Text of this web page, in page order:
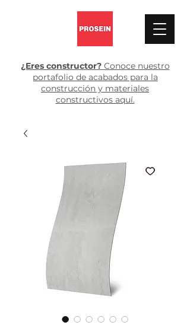
¿Eres constructor? Conoce nuestro
portafolio de acabados para la
construcción y materiales
constructivos aquí.